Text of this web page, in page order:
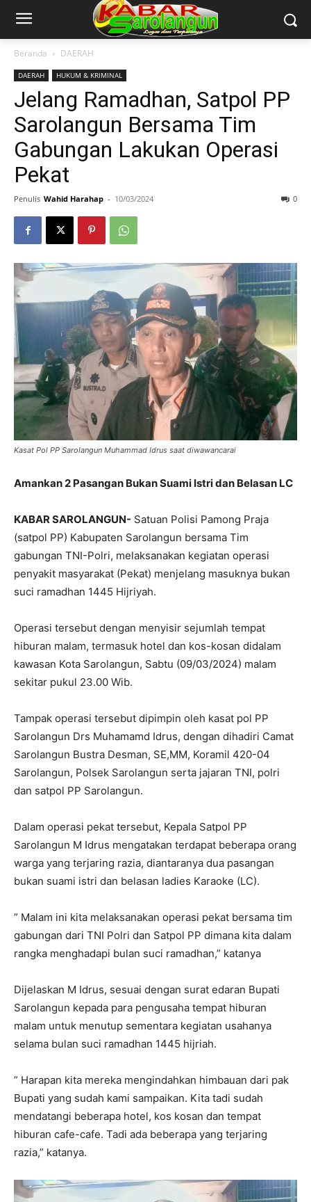
Beranda DAERAH
DAERAH HUKUM & KRIMINAL
Jelang Ramadhan, Satpol PP
Sarolangun Bersama Tim
Gabungan Lakukan Operasi
Pekat
Penulis Wahid Harahap - 10/03/2024 0
Kasat Pol PP Sarolangun Muhammad Idrus saat diwawancarai
Amankan 2 Pasangan Bukan Suami Istri dan Belasan LC
KABAR SAROLANGUN- Satuan Polisi Pamong Praja
(satpol PP) Kabupaten Sarolangun bersama Tim
gabungan TNI-Polri, melaksanakan kegiatan operasi
penyakit masyarakat (Pekat) menjelang masuknya bukan
suci ramadhan 1445 Hijriyah.
Operasi tersebut dengan menyisir sejumlah tempat
hiburan malam, termasuk hotel dan kos-kosan didalam
kawasan Kota Sarolangun, Sabtu (09/03/2024) malam
sekitar pukul 23.00 Wib.
Tampak operasi tersebut dipimpin oleh kasat pol PP
Sarolangun Drs Muhamamd Idrus, dengan dihadiri Camat
Sarolangun Bustra Desman, SE,MM, Koramil 420-04
Sarolangun, Polsek Sarolangun serta jajaran TNI, polri
dan satpol PP Sarolangun.
Dalam operasi pekat tersebut, Kepala Satpol PP
Sarolangun M Idrus mengatakan terdapat beberapa orang
warga yang terjaring razia, diantaranya dua pasangan
bukan suami istri dan belasan ladies Karaoke (LC).
” Malam ini kita melaksanakan operasi pekat bersama tim
gabungan dari TNI Polri dan Satpol PP dimana kita dalam
rangka menghadapi bulan suci ramadhan,” katanya
Dijelaskan M Idrus, sesuai dengan surat edaran Bupati
Sarolangun kepada para pengusaha tempat hiburan
malam untuk menutup sementara kegiatan usahanya
selama bulan suci ramadhan 1445 hijriah.
” Harapan kita mereka mengindahkan himbauan dari pak
Bupati yang sudah kami sampaikan. Kita tadi sudah
mendatangi beberapa hotel, kos kosan dan tempat
hiburan cafe-cafe. Tadi ada beberapa yang terjaring
razia,” katanya.